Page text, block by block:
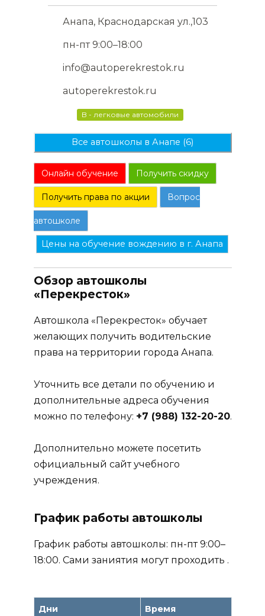
Анапа, Краснодарская ул.,103
пн-пт 9:00–18:00
info@autoperekrestok.ru
autoperekrestok.ru
B - легковые автомобили
Все автошколы в Анапе (6)
Онлайн обучение Получить скидку
Получить права по акции Вопрос
автошколе
Цены на обучение вождению в г. Анапа
Обзор автошколы
«Перекресток»
Автошкола «Перекресток» обучает
желающих получить водительские
права на территории города Анапа.
Уточнить все детали по обучению и
дополнительные адреса обучения
можно по телефону: +7 (988) 132-20-20.
Дополнительно можете посетить
официальный сайт учебного
учреждения.
График работы автошколы
График работы автошколы: пн-пт 9:00–
18:00. Сами заниятия могут проходить .
Дни Время